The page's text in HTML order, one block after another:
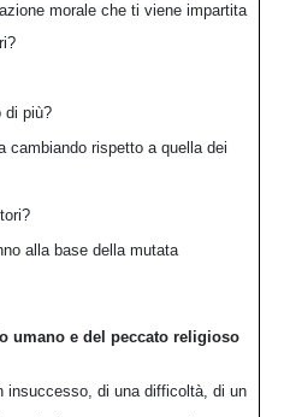
morale che ti viene impartita
di più?
cambiando rispetto a quella dei
alla base della mutata
umano e del peccato religioso
insuccesso, di una difficoltà, di un